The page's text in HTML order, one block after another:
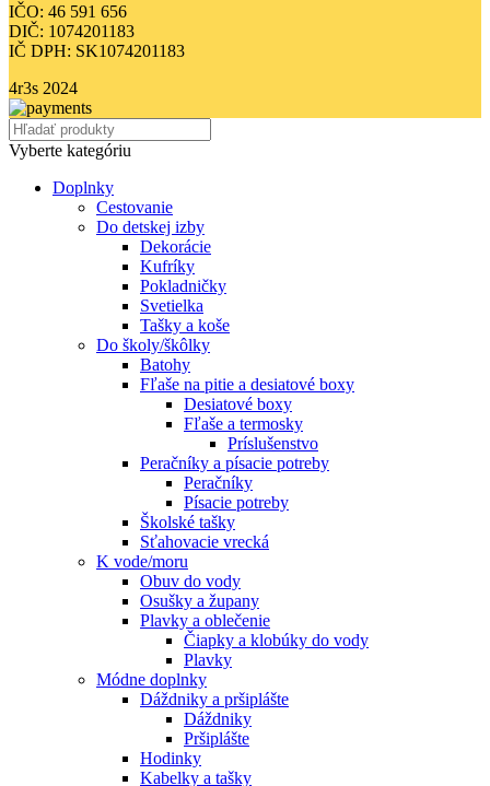
IČO: 46 591 656
DIČ: 1074201183
IČ DPH: SK1074201183
4r3s 2024
Vyberte kategóriu
Doplnky
Cestovanie
Do detskej izby
Dekorácie
Kufríky
Pokladničky
Svetielka
Tašky a koše
Do školy/škôlky
Batohy
Fľaše na pitie a desiatové boxy
Desiatové boxy
Fľaše a termosky
Príslušenstvo
Peračníky a písacie potreby
Peračníky
Písacie potreby
Školské tašky
Sťahovacie vrecká
K vode/moru
Obuv do vody
Osušky a župany
Plavky a oblečenie
Čiapky a klobúky do vody
Plavky
Módne doplnky
Dáždniky a pršiplášte
Dáždniky
Pršiplášte
Hodinky
Kabelky a tašky